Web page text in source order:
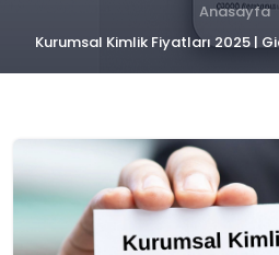
Anasayfa
Kurumsal Kimlik Fiyatları 2025 |